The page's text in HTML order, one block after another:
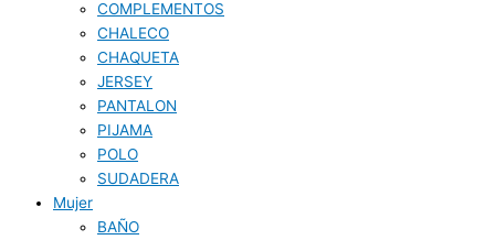
COMPLEMENTOS
CHALECO
CHAQUETA
JERSEY
PANTALON
PIJAMA
POLO
SUDADERA
Mujer
BAÑO